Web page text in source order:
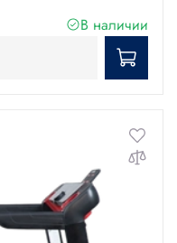
В наличии